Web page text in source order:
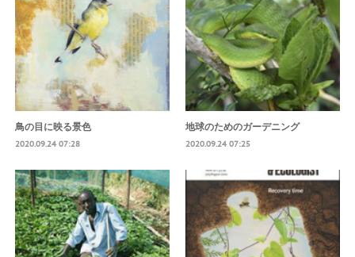
鳥の目に映る景色
2020.09.24 07:28
地球のためのガーデニング
2020.09.24 07:25